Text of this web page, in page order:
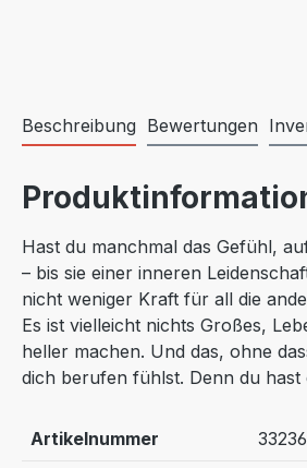
Beschreibung Bewertungen
Hast du manchmal das Gefühl,
– bis sie einer inneren
nicht weniger Kraft für all die
Es ist vielleicht nichts Großes,
heller machen. Und das, ohne
dich berufen fühlst. Denn du hast
Artikelnummer